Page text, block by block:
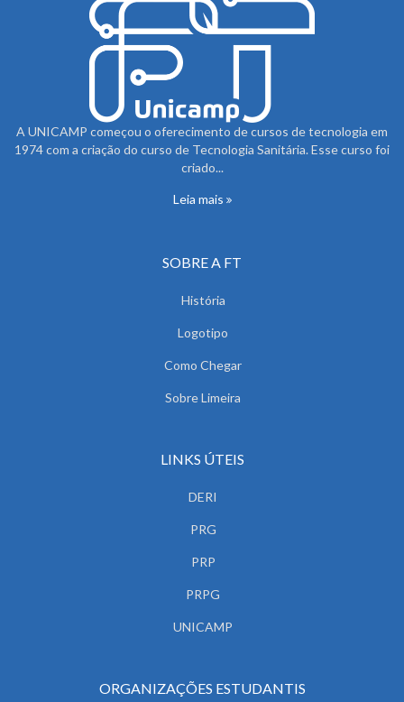
A UNICAMP começou o oferecimento de cursos de tecnologia em
1974 com a criação do curso de Tecnologia Sanitária. Esse curso foi
criado...
Leia mais
SOBRE A FT
História
Logotipo
Como Chegar
Sobre Limeira
LINKS ÚTEIS
DERI
PRG
PRP
PRPG
UNICAMP
ORGANIZAÇÕES ESTUDANTIS